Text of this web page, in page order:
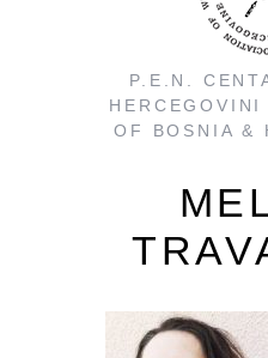
P.E.N.
OF BOSNIA &